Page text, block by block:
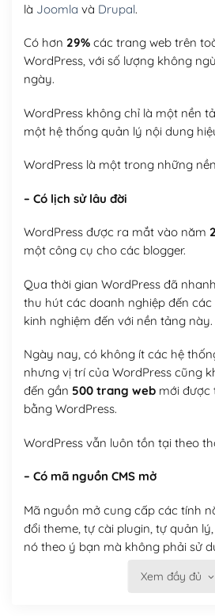
là Joomla và Drupal.
Có hơn 29%các trang web trên
WordPress, với số lượng không
ngày.
WordPress không chỉ là một nền
một hệ thống quản lý nội dung
WordPress là một trong những
– Có lịch sử lâu đời
WordPress được ra mắt vào năm
một công cụ cho các blogger.
Qua thời gian WordPress đã
thu hút các doanh nghiệp đến
kinh nghiệm đến với nền tảng này.
Ngày nay, có không ít các hệ
nhưng vị trí của WordPress cũng
đến gần 500 trang webmới được
bằng WordPress.
WordPress vẫn luôn tồn tại theo
– Có mã nguồn CMS mở
Mã nguồn mở cung cấp các tính
đổi theme, tự cài plugin, tự quản
nó theo ý bạn mà không phải sử
Xem đầy đủ